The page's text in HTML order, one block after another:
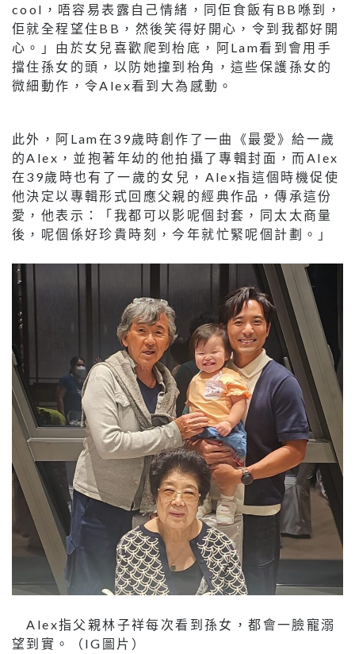
cool，唔容易表露自己情緒，同佢食飯有BB喺到，
佢就全程望住BB，然後笑得好開心，令到我都好開
心。」由於女兒喜歡爬到枱底，阿Lam看到會用手
擋住孫女的頭，以防她撞到枱角，這些保護孫女的
微細動作，令Alex看到大為感動。
此外，阿Lam在39歲時創作了一曲《最愛》給一歲
的Alex，並抱著年幼的他拍攝了專輯封面，而Alex
在39歲時也有了一歲的女兒，Alex指這個時機促使
他決定以專輯形式回應父親的經典作品，傳承這份
愛，他表示：「我都可以影呢個封套，同太太商量
後，呢個係好珍貴時刻，今年就忙緊呢個計劃。」
Alex指父親林子祥每次看到孫女，都會一臉寵溺
望到實。（IG圖片）